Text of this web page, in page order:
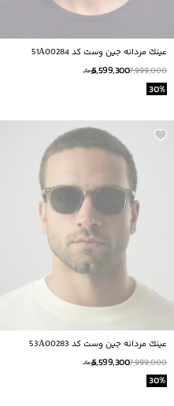
عينك مردانه جين وست كد 51A00284
7,999,000
5,599,300تومانــ
30%
عينك مردانه جين وست كد 53A00283
7,999,000
5,599,300تومانــ
30%